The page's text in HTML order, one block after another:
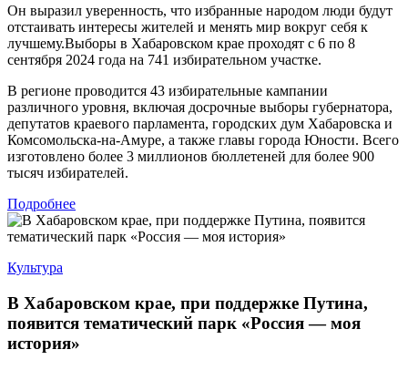
Он выразил уверенность, что избранные народом люди будут
отстаивать интересы жителей и менять мир вокруг себя к
лучшему.Выборы в Хабаровском крае проходят с 6 по 8
сентября 2024 года на 741 избирательном участке.
В регионе проводится 43 избирательные кампании
различного уровня, включая досрочные выборы губернатора,
депутатов краевого парламента, городских дум Хабаровска и
Комсомольска-на-Амуре, а также главы города Юности. Всего
изготовлено более 3 миллионов бюллетеней для более 900
тысяч избирателей.
Подробнее
Культура
В Хабаровском крае, при поддержке Путина,
появится тематический парк «Россия — моя
история»